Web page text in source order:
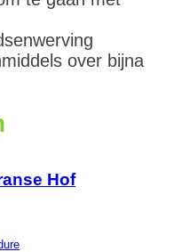
Hof
over bijna